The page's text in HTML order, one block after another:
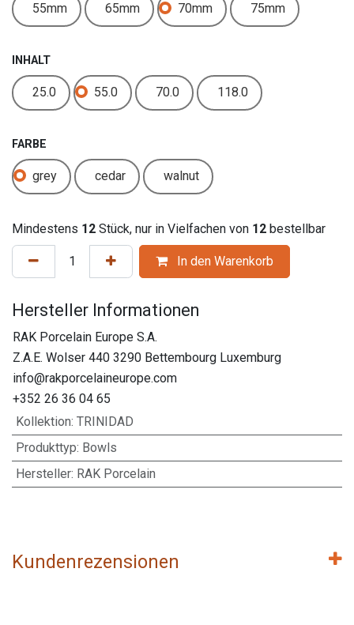
55mm 65mm 70mm 75mm
INHALT
25.0 55.0 70.0 118.0
FARBE
grey cedar walnut
Mindestens 12 Stück, nur in Vielfachen von 12 bestellbar
In den Warenkorb
Hersteller Informationen
RAK Porcelain Europe S.A.
Z.A.E. Wolser 440 3290 Bettembourg Luxemburg
info@rakporcelaineurope.com
+352 26 36 04 65
Kollektion: TRINIDAD
Produkttyp: Bowls
Hersteller: RAK Porcelain
Kundenrezensionen